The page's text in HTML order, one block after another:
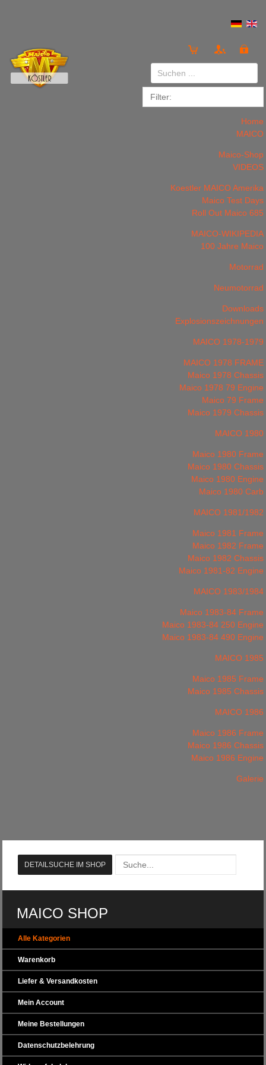
Home
MAICO
Maico-Shop
VIDEOS
Koestler MAICO Amerika
Maico Test Days
Roll Out Maico 685
MAICO-WIKIPEDIA
100 Jahre Maico
Motorrad
Neumotorrad
Downloads
Explosionszeichnungen
MAICO 1978-1979
MAICO 1978 FRAME
Maico 1978 Chassis
Maico 1978 79 Engine
Maico 79 Frame
Maico 1979 Chassis
MAICO 1980
Maico 1980 Frame
Maico 1980 Chassis
Maico 1980 Engine
Maico 1980 Carb
MAICO 1981/1982
Maico 1981 Frame
Maico 1982 Frame
Maico 1982 Chassis
Maico 1981-82 Engine
MAICO 1983/1984
Maico 1983-84 Frame
Maico 1983-84 250 Engine
Maico 1983-84 490 Engine
MAICO 1985
Maico 1985 Frame
Maico 1985 Chassis
MAICO 1986
Maico 1986 Frame
Maico 1986 Chassis
Maico 1986 Engine
Galerie
MAICO SHOP
Alle Kategorien
Warenkorb
Liefer & Versandkosten
Mein Account
Meine Bestellungen
Datenschutzbelehrung
Anmelden